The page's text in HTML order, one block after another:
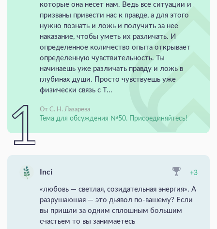
которые она несет нам. Ведь все ситуации и
призваны привести нас к правде, а для этого
нужно познать и ложь и получить за нее
наказание, чтобы уметь их различать. И
определенное количество опыта открывает
определенную чувствительность. Ты
начинаешь уже различать правду и ложь в
глубинах души. Просто чувствуешь уже
физически связь с Т...
От С. Н. Лазарева
Тема для обсуждения №50. Присоединяйтесь!
Inci +3
«любовь — светлая, созидательная энергия». А
разрушаюшая — это дьявол по-вашему? Если
вы пришли за одним сплошным большим
счастьем то вы занимаетесь